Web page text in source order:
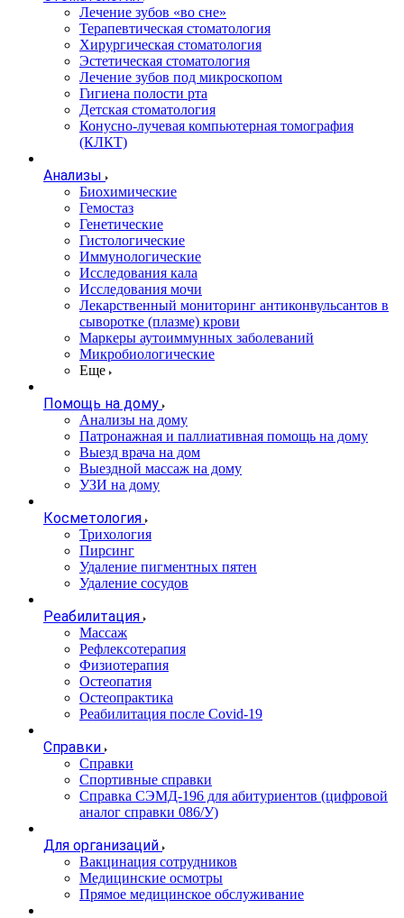
Лечение зубов «во сне»
Терапевтическая стоматология
Хирургическая стоматология
Эстетическая стоматология
Лечение зубов под микроскопом
Гигиена полости рта
Детская стоматология
Конусно-лучевая компьютерная томография
(КЛКТ)
Анализы
Биохимические
Гемостаз
Генетические
Гистологические
Иммунологические
Исследования кала
Исследования мочи
Лекарственный мониторинг антиконвульсантов в
сыворотке (плазме) крови
Маркеры аутоиммунных заболеваний
Микробиологические
Еще
Помощь на дому
Анализы на дому
Патронажная и паллиативная помощь на дому
Выезд врача на дом
Выездной массаж на дому
УЗИ на дому
Косметология
Трихология
Пирсинг
Удаление пигментных пятен
Удаление сосудов
Реабилитация
Массаж
Рефлексотерапия
Физиотерапия
Остеопатия
Остеопрактика
Реабилитация после Covid-19
Справки
Справки
Спортивные справки
Справка СЭМД‑196 для абитуриентов (цифровой
аналог справки 086/У)
Для организаций
Вакцинация сотрудников
Медицинские осмотры
Прямое медицинское обслуживание